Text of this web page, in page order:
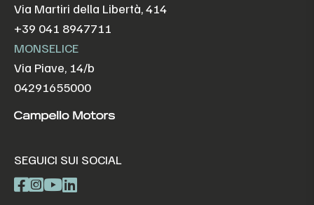
Via Martiri della Libertà, 414
+39 041 8947711
MONSELICE
Via Piave, 14/b
04291655000
SEGUICI SUI SOCIAL